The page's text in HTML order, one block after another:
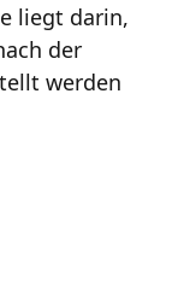
liegt darin,
der
werden